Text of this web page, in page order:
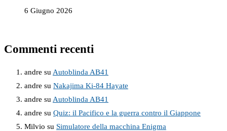
6 Giugno 2026
Commenti recenti
andre su Autoblinda AB41
andre su Nakajima Ki-84 Hayate
andre su Autoblinda AB41
andre su Quiz: il Pacifico e la guerra contro il Giappone
Milvio su Simulatore della macchina Enigma